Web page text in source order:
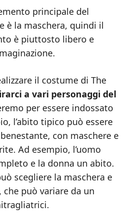
principale del
è la maschera, quindi il
è piuttosto libero e
il costume di The
a vari personaggi del
per essere indossato
l’abito tipico può essere
con maschere e
Ad esempio, l’uomo
e la donna un abito.
scegliere la maschera e
che può variare da un